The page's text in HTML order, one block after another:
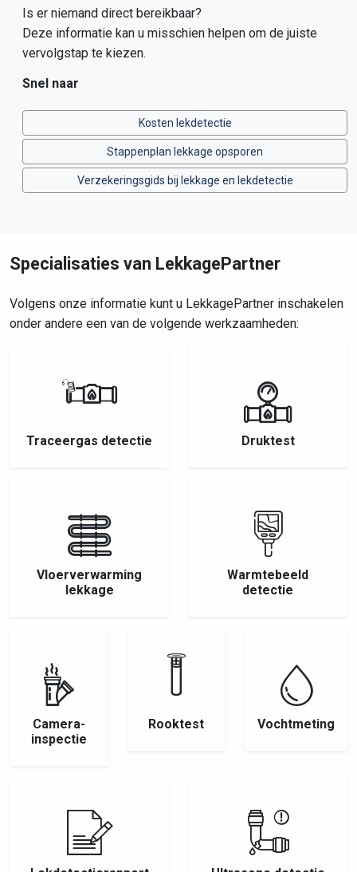
Is er niemand direct bereikbaar?
Deze informatie kan u misschien helpen om de juiste
vervolgstap te kiezen.
Snel naar
Kosten lekdetectie
Stappenplan lekkage opsporen
Verzekeringsgids bij lekkage en lekdetectie
Specialisaties van LekkagePartner
Volgens onze informatie kunt u LekkagePartner inschakelen
onder andere een van de volgende werkzaamheden:
Traceergas detectie Druktest
Vloerverwarming
lekkage
Warmtebeeld
detectie
Camera-
inspectie
Rooktest Vochtmeting